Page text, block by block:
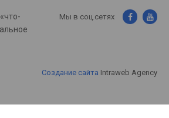
Мы в соц.сетях
Создание сайта Intraweb Agency